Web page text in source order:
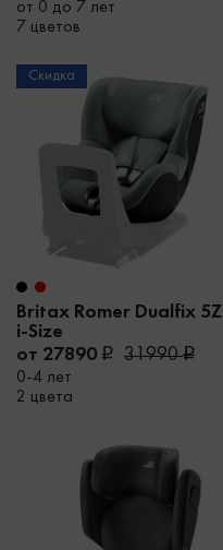
от 0 до 7 лет
7 цветов
Britax Romer Dualfix 5Z
i-Size
от 27890
31990
0-4 лет
2 цвета
Скидка